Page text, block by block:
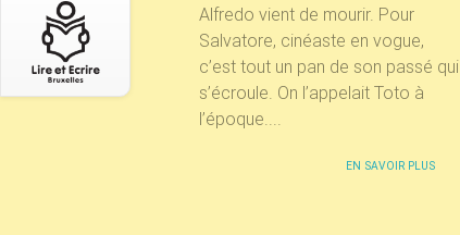
Alfredo vient de mourir. Pour
Salvatore, cinéaste en vogue,
c’est tout un pan de son passé qui
s’écroule. On l’appelait Toto à
l’époque....
EN SAVOIR PLUS